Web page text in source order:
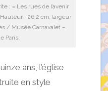
: « Les rues de l’avenir
: 26,2 cm, largeur
/ Musée Carnavalet –
Paris.
ans, l’église
en style